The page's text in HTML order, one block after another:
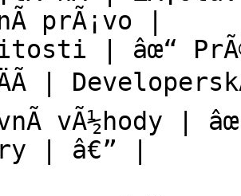
prÃ¡vo |
| âœ“
|
vÃ½hody |
| â€” |